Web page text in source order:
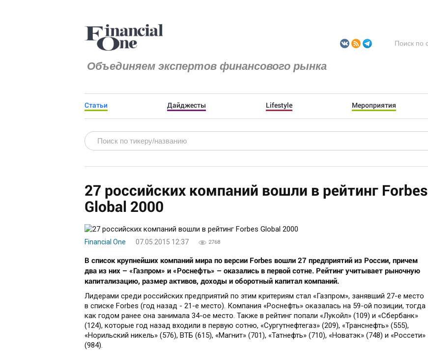
Объединяем экспертов финансового рынка
Статьи Дайджесты Lifestyle Мероприятия
27 российских компаний вошли в рейтинг Forbes
Global 2000
Financial One 07.05.2015 12:37 2768
В список крупнейших компаний мира по версии Forbes вошли 27 предприятий из России, причем
два из них – «Газпром» и «Роснефть» – оказались в первой сотне. Рейтинг учитывает рыночную
капитализацию, размер активов, доходы и оборотный капитал компаний.
Лидерами среди российских предприятий по этим критериям стал «Газпром», занявший 27-е место
в списке Forbes (год назад - 21-е место). Компания «Роснефть» оказалась на 59-ой позиции, тогда
как годом ранее она занимала 34-ое место. Также в рейтинг попали «Лукойл» (109) и «Сбербанк»
(124), которые год назад входили в первую сотню, «Сургутнефтегаз» (209), «Транснефть» (555),
«Норильский никель» (576), ВТБ (615), «Магнит» (701), «Татнефть» (710), «Новатэк» (748) и «Россети»
(984).